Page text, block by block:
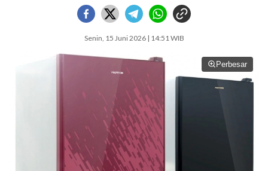
Senin, 15 Juni 2026 | 14:51 WIB
Perbesar